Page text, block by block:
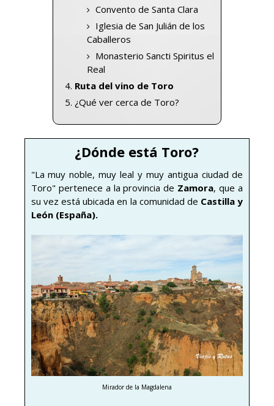
Convento de Santa Clara
Iglesia de San Julián de los
Caballeros
Monasterio Sancti Spiritus el
Real
Ruta del vino de Toro
¿Qué ver cerca de Toro?
¿Dónde está Toro?
"La muy noble, muy leal y muy antigua ciudad de
Toro" pertenece a la provincia de Zamora, que a
su vez está ubicada en la comunidad de Castilla y
León (España).
Mirador de la Magdalena